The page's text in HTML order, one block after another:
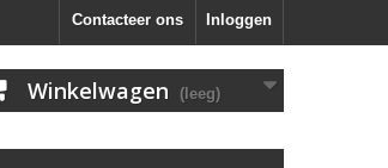
Inloggen
Contacteer ons
Winkelwagen (leeg)